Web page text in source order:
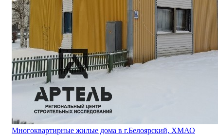
Многоквартирные жилые дома в г.Белоярский, ХМАО